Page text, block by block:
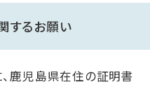
するお願い
、鹿児島県在住の証明書